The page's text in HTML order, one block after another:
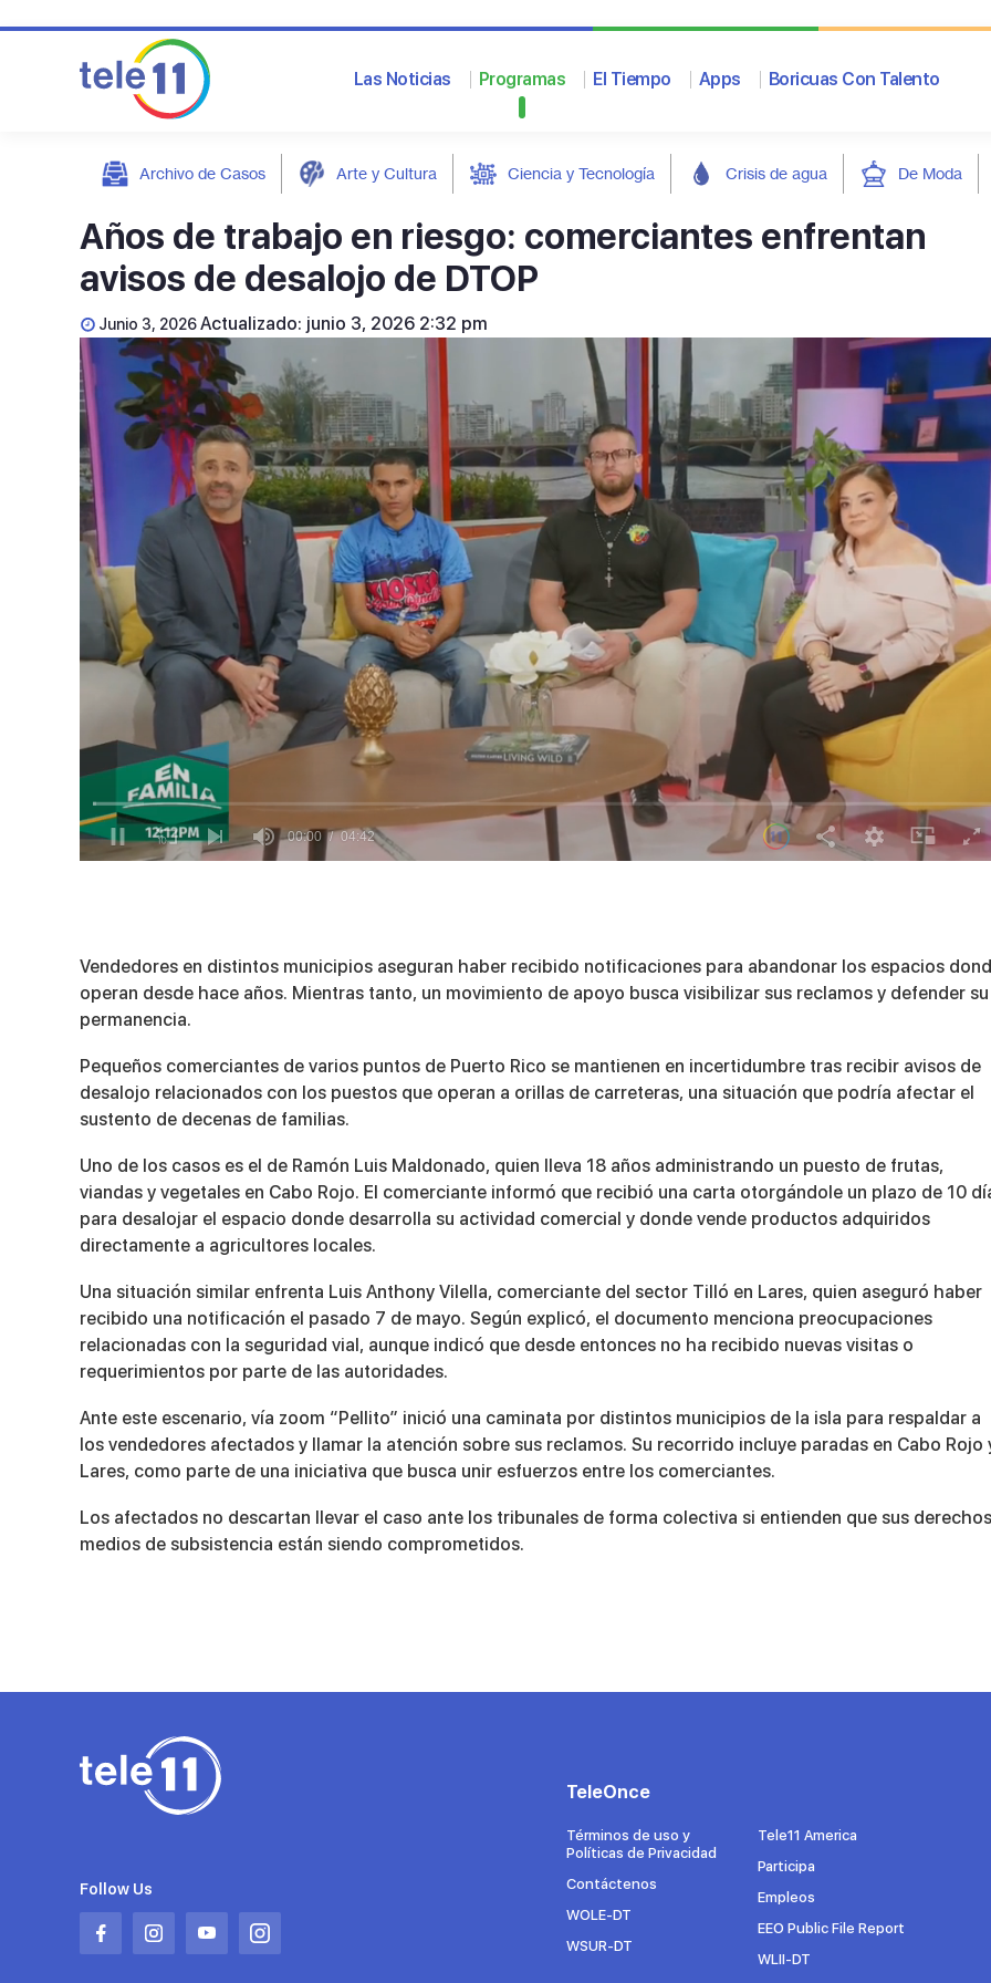
Las Noticias Programas El Tiempo Apps Boricuas Con Talento
Archivo de Casos Arte y Cultura Ciencia y Tecnología Crisis de agua De Moda
Años de trabajo en riesgo: comerciantes enfrentan
avisos de desalojo de DTOP
Junio 3, 2026Actualizado: junio 3, 2026 2:32 pm
seconds
90%
Vendedores en distintos municipios aseguran haber recibido notificaciones para abandonar los espacios
operan desde hace años. Mientras tanto, un movimiento de apoyo busca visibilizar sus reclamos y defender su
permanencia.
Pequeños comerciantes de varios puntos de Puerto Rico se mantienen en incertidumbre tras recibir avisos de
desalojo relacionados con los puestos que operan a orillas de carreteras, una situación que podría afectar el
sustento de decenas de familias.
Uno de los casos es el de Ramón Luis Maldonado, quien lleva 18 años administrando un puesto de frutas,
viandas y vegetales en Cabo Rojo. El comerciante informó que recibió una carta otorgándole un plazo de 10
para desalojar el espacio donde desarrolla su actividad comercial y donde vende productos adquiridos
directamente a agricultores locales.
Una situación similar enfrenta Luis Anthony Vilella, comerciante del sector Tilló en Lares, quien aseguró haber
recibido una notificación el pasado 7 de mayo. Según explicó, el documento menciona preocupaciones
relacionadas con la seguridad vial, aunque indicó que desde entonces no ha recibido nuevas visitas o
requerimientos por parte de las autoridades.
Ante este escenario, vía zoom “Pellito” inició una caminata por distintos municipios de la isla para respaldar a
los vendedores afectados y llamar la atención sobre sus reclamos. Su recorrido incluye paradas en Cabo Rojo
Lares, como parte de una iniciativa que busca unir esfuerzos entre los comerciantes.
Los afectados no descartan llevar el caso ante los tribunales de forma colectiva si entienden que sus
medios de subsistencia están siendo comprometidos.
Follow Us
Abrir
Abrir
Abrir
Abrir
TeleOnce
Términos de uso y
Políticas de Privacidad
Contáctenos
WOLE-DT
WSUR-DT
Tele11 America
Participa
Empleos
EEO Public File Report
WLII-DT